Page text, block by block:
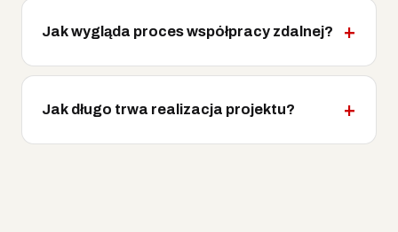
Jak wygląda proces współpracy zdalnej?
Jak długo trwa realizacja projektu?